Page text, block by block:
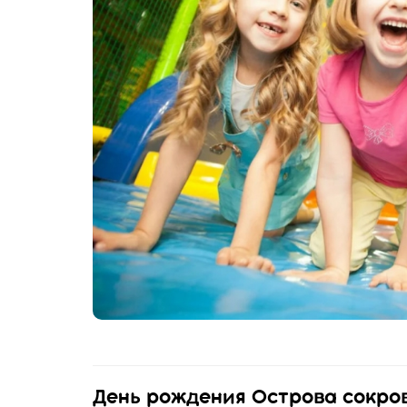
День рождения Острова